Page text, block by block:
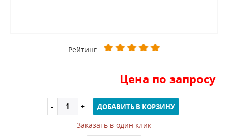
Рейтинг:
Цена по запросу
ДОБАВИТЬ В КОРЗИНУ
Заказать в один клик